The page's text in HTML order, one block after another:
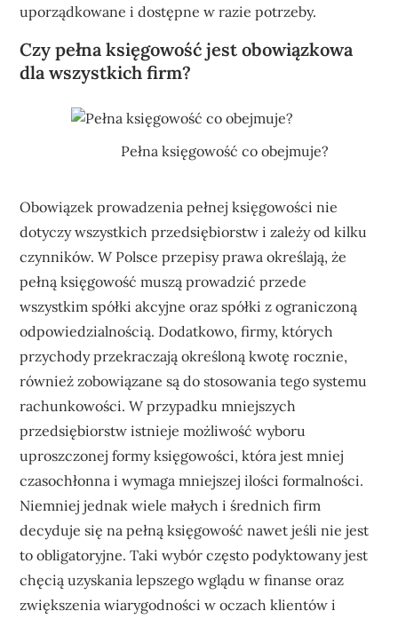
uporządkowane i dostępne w razie potrzeby.
Czy pełna księgowość jest obowiązkowa
dla wszystkich firm?
Pełna księgowość co obejmuje?
Obowiązek prowadzenia pełnej księgowości nie
dotyczy wszystkich przedsiębiorstw i zależy od kilku
czynników. W Polsce przepisy prawa określają, że
pełną księgowość muszą prowadzić przede
wszystkim spółki akcyjne oraz spółki z ograniczoną
odpowiedzialnością. Dodatkowo, firmy, których
przychody przekraczają określoną kwotę rocznie,
również zobowiązane są do stosowania tego systemu
rachunkowości. W przypadku mniejszych
przedsiębiorstw istnieje możliwość wyboru
uproszczonej formy księgowości, która jest mniej
czasochłonna i wymaga mniejszej ilości formalności.
Niemniej jednak wiele małych i średnich firm
decyduje się na pełną księgowość nawet jeśli nie jest
to obligatoryjne. Taki wybór często podyktowany jest
chęcią uzyskania lepszego wglądu w finanse oraz
zwiększenia wiarygodności w oczach klientów i